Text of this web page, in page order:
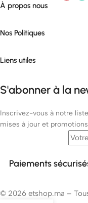
À propos nous
Nos Politiques
Liens utiles
S'abonner à la
Inscrivez-vous à notre
mises à jour et
Paiements
© 2026 etshop.ma –